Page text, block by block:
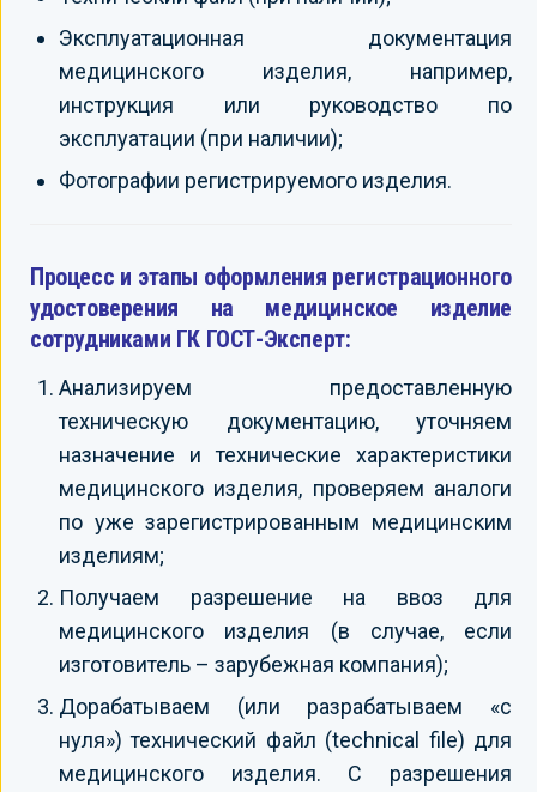
Эксплуатационная документация
медицинского изделия, например,
инструкция или руководство по
эксплуатации (при наличии);
Фотографии регистрируемого изделия.
Процесс и этапы оформления регистрационного
удостоверения на медицинское изделие
сотрудниками ГК ГОСТ-Эксперт:
Анализируем предоставленную
техническую документацию, уточняем
назначение и технические характеристики
медицинского изделия, проверяем аналоги
по уже зарегистрированным медицинским
изделиям;
Получаем разрешение на ввоз для
медицинского изделия (в случае, если
изготовитель – зарубежная компания);
Дорабатываем (или разрабатываем «с
нуля») технический файл (technical file) для
медицинского изделия. С разрешения